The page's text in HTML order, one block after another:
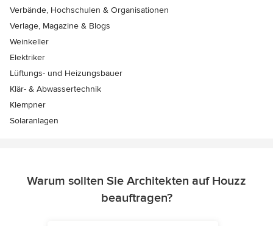
Verbände, Hochschulen & Organisationen
Verlage, Magazine & Blogs
Weinkeller
Elektriker
Lüftungs- und Heizungsbauer
Klär- & Abwassertechnik
Klempner
Solaranlagen
Warum sollten Sie Architekten auf Houzz
beauftragen?